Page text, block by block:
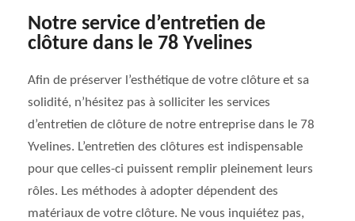
Notre service d’entretien de
clôture dans le 78 Yvelines
Afin de préserver l’esthétique de votre clôture et sa
solidité, n’hésitez pas à solliciter les services
d’entretien de clôture de notre entreprise dans le 78
Yvelines. L’entretien des clôtures est indispensable
pour que celles-ci puissent remplir pleinement leurs
rôles. Les méthodes à adopter dépendent des
matériaux de votre clôture. Ne vous inquiétez pas,